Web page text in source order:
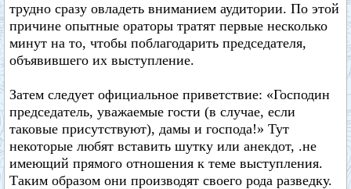
трудно сразу овладеть вниманием аудитории. По этой
причине опытные ораторы тратят первые несколько
минут на то, чтобы поблагодарить председателя,
объявившего их выступление.
Затем следует официальное приветствие: «Господин
председатель, уважаемые гости (в случае, если
таковые присутствуют), дамы и господа!» Тут
некоторые любят вставить шутку или анекдот, .не
имеющий прямого отношения к теме выступления.
Таким образом они производят своего рода разведку.